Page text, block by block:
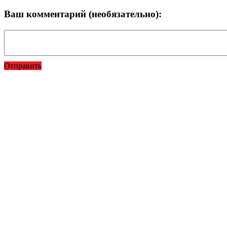
Ваш комментарий (необязательно):
Отправить